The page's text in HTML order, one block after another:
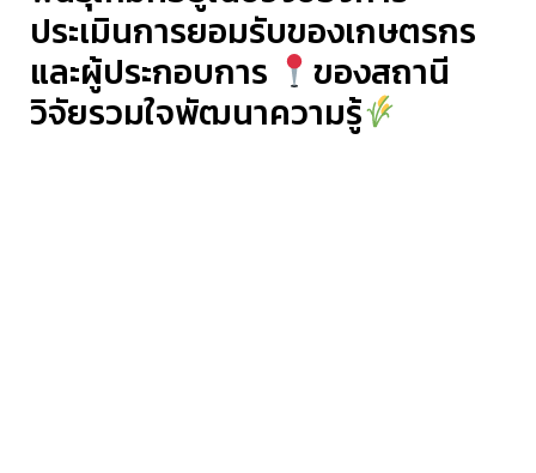
ประเมินการยอมรับของเกษตรกร
และผู้ประกอบการ
ของสถานี
วิจัยรวมใจพัฒนาความรู้